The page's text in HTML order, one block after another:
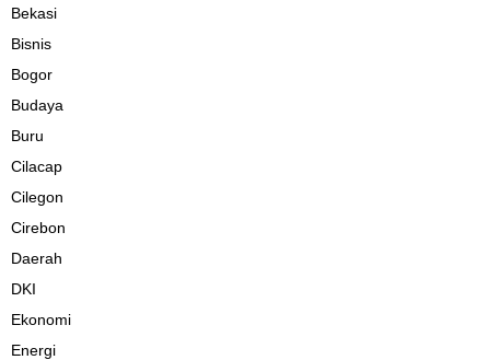
Bekasi
Bisnis
Bogor
Budaya
Buru
Cilacap
Cilegon
Cirebon
Daerah
DKI
Ekonomi
Energi